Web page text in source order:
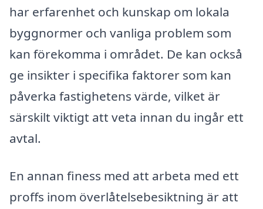
har erfarenhet och kunskap om lokala
byggnormer och vanliga problem som
kan förekomma i området. De kan också
ge insikter i specifika faktorer som kan
påverka fastighetens värde, vilket är
särskilt viktigt att veta innan du ingår ett
avtal.
En annan finess med att arbeta med ett
proffs inom överlåtelsebesiktning är att